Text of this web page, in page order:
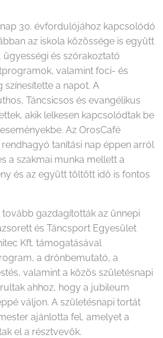
30. évfordulójához kapcsolódó
az iskola közössége is együtt
ügyességi és szórakoztató
valamint foci- és
a napot. A
Táncsicsos és evangélikus
akik lelkesen kapcsolódtak be
Az OrosCafé
tanítási nap éppen arról
a szakmai munka mellett a
és az együtt töltött idő is fontos
gazdagították az ünnepi
és Táncsport Egyesület
Kft. támogatásával
a drónbemutató, a
valamint a közös születésnapi
ahhoz, hogy a jubileum
váljon. A születésnapi tortát
ajánlotta fel, amelyet a
el a résztvevők.